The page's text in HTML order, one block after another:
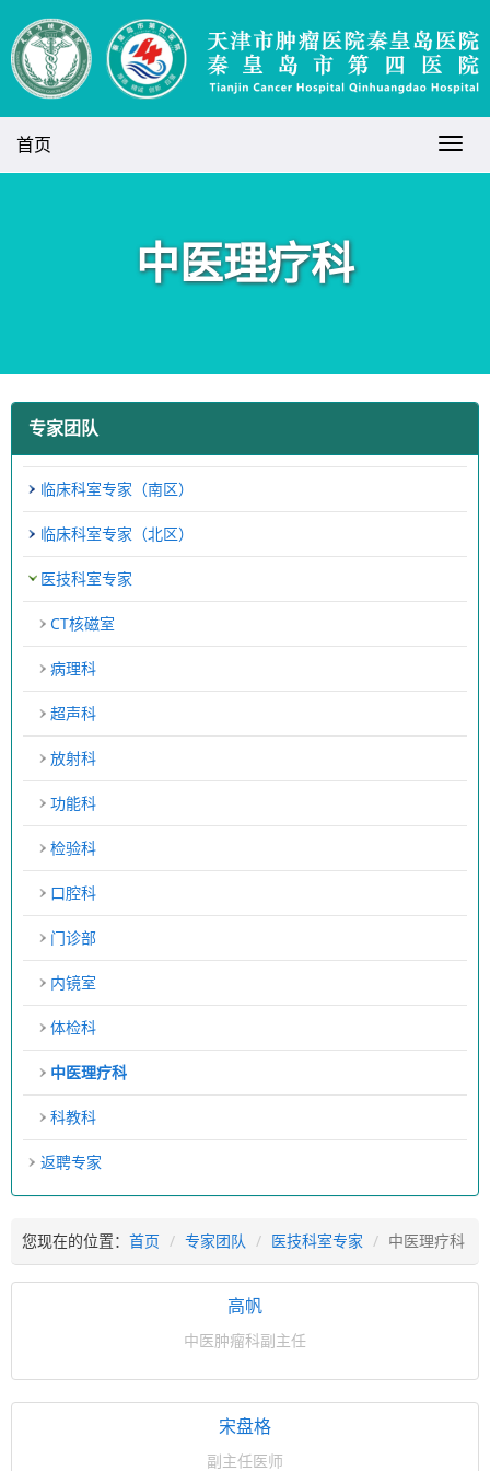
首页
中医理疗科
专家团队
临床科室专家（南区）
临床科室专家（北区）
医技科室专家
CT核磁室
病理科
超声科
放射科
功能科
检验科
口腔科
门诊部
内镜室
体检科
中医理疗科
科教科
返聘专家
您现在的位置： 首页 专家团队 医技科室专家 中医理疗科
高帆
中医肿瘤科副主任
宋盘格
副主任医师